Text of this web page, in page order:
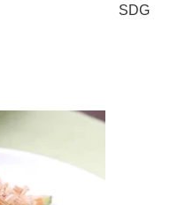
SDG